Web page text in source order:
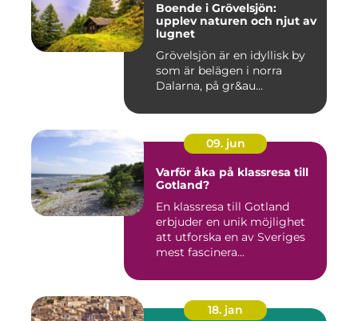
Boende i Grövelsjön:
upplev naturen och njut av
lugnet
Grövelsjön är en idyllisk by
som är belägen i norra
Dalarna, på gr&au...
09. jun
Varför åka på klassresa till
Gotland?
En klassresa till Gotland
erbjuder en unik möjlighet
att utforska en av Sveriges
mest fascinera...
18. jan